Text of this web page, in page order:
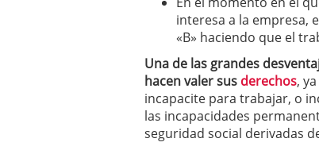
interesa a la empresa,
«B» haciendo que el
Una de las grandes
hacen valer sus derechos,
incapacite para trabajar, o
las incapacidades
seguridad social derivadas